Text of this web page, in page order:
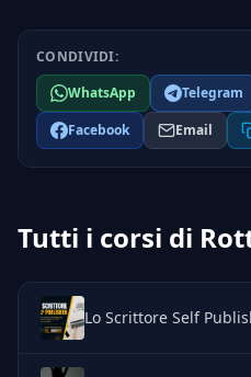
CONDIVIDI:
WhatsApp
Telegram
Facebook
Email
Tutti i corsi di
Lo Scrittore Self